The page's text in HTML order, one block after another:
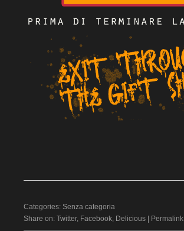
Categories: Senza categoria
Share on: Twitter, Facebook Delicious Permalink